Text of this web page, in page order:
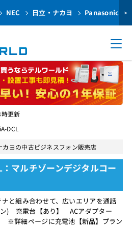
NEC 日立・ナカヨ Panasonic >
更新
DCL
カヨの中古ビジネスフォン販売店
：マルチゾーンデジタルコー
と組み合わせて、広いエリアを通話
ン) 充電台【あり】 ACアダプター
※詳細ページに充電池【新品】プラン